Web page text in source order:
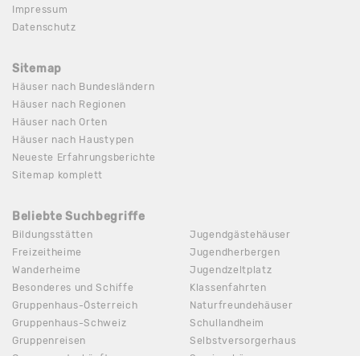
Impressum
Datenschutz
Sitemap
Häuser nach Bundesländern
Häuser nach Regionen
Häuser nach Orten
Häuser nach Haustypen
Neueste Erfahrungsberichte
Sitemap komplett
Beliebte Suchbegriffe
Bildungsstätten
Freizeitheime
Wanderheime
Besonderes und Schiffe
Gruppenhaus-Österreich
Gruppenhaus-Schweiz
Gruppenreisen
Jugendgästehäuser
Jugendherbergen
Jugendzeltplatz
Klassenfahrten
Naturfreundehäuser
Schullandheim
Selbstversorgerhaus